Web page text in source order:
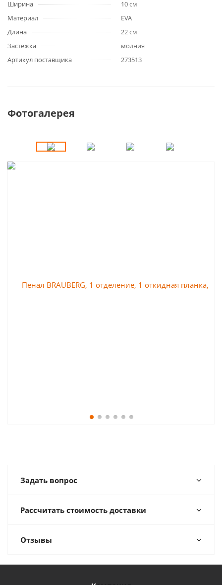
Ширина
10 см
Материал
EVA
Длина
22 см
Застежка
молния
Артикул поставщика
273513
Фотогалерея
Задать вопрос
Рассчитать стоимость доставки
Отзывы